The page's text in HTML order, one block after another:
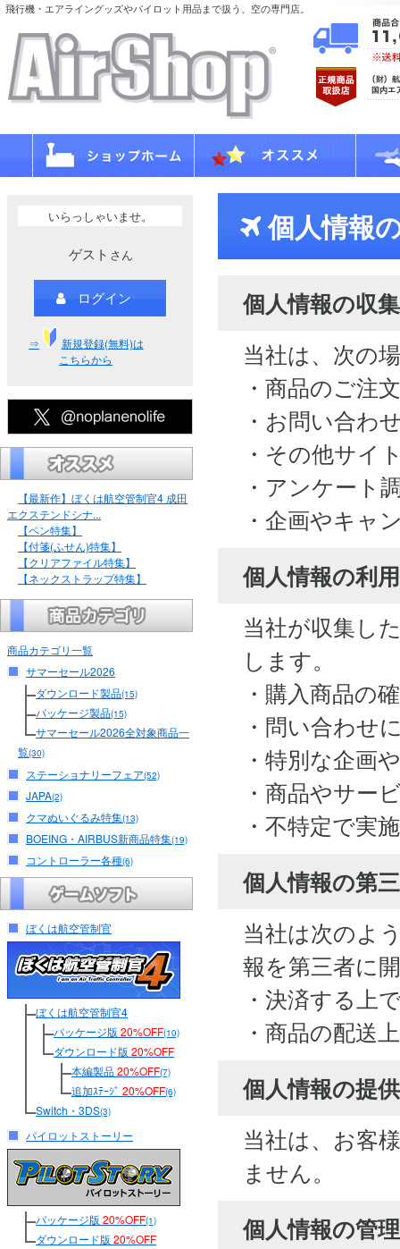
飛行機・エアライングッズやパイロット用品まで扱う、空の専門店。
いらっしゃいませ。
ゲスト さん
ログイン
⇒
新規登録(無料)は
こちらから
【最新作】ぼくは航空管制官4 成田
エクステンドシナ...
【ペン特集】
【付箋(ふせん)特集】
【クリアファイル特集】
【ネックストラップ特集】
商品カテゴリ一覧
サマーセール2026
ダウンロード製品(15)
パッケージ製品(15)
サマーセール2026全対象商品一
覧(30)
ステーショナリーフェア(52)
JAPA(2)
クマぬいぐるみ特集(13)
BOEING・AIRBUS新商品特集(19)
コントローラー各種(6)
ぼくは航空管制官
ぼくは航空管制官4
パッケージ版 20%OFF(10)
ダウンロード版 20%OFF
本編製品20%OFF(7)
追加ｽﾃｰｼﾞ 20%OFF(6)
Switch・3DS(3)
パイロットストーリー
パッケージ版 20%OFF(1)
ダウンロード版 20%OFF
個人情報
個人情報の収集
当社は、次の
・商品のご注
・お問い合わ
・その他サイ
・アンケート
・企画やキャ
個人情報の利
当社が収集し
します。
・購入商品の
・問い合わせ
・特別な企画
・商品やサー
・不特定で実
個人情報の第
当社は次のよ
報を第三者に
・決済する上
・商品の配送
個人情報の提供
当社は、お客
ません。
個人情報の管